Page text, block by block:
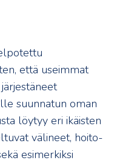
että useimmat
suunnatun oman
löytyy eri ikäisten
välineet, hoito-
esimerkiksi